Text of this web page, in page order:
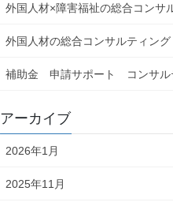
外国人材×障害福祉の総合コンサ
外国人材の総合コンサルティング
補助金 申請サポート コンサル
アーカイブ
2026年1月
2025年11月